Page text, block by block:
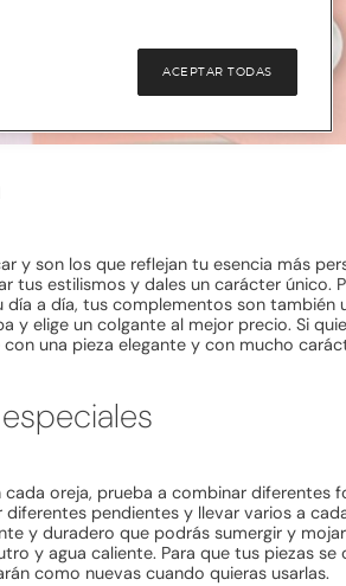
son los que reflejan tu esencia más
estilismos y dales un carácter único.
a día, tus complementos son
elige un colgante al mejor precio. Si
una pieza elegante y con mucho
oreja, prueba a combinar diferentes
pendientes y llevar varios a
y duradero que podrás sumergir y
y agua caliente. Para que tus piezas
como nuevas cuando quieras usarlas.
ACEPTAR TODAS